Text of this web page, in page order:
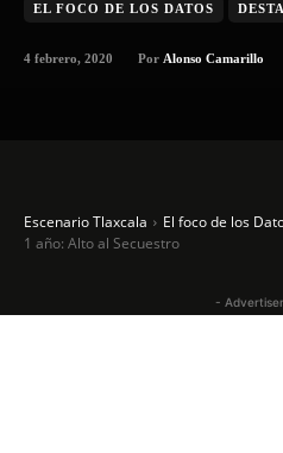
EL FOCO DE LOS DATOS
4 febrero, 2020 Por Alonso Camarillo
Escenario Tlaxcala El foco de los
1 año: Alto al Secuestro
-